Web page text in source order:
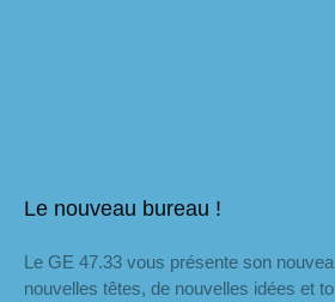
Le nouveau bureau !
Le GE 47.33 vous présente son
nouvelles têtes, de nouvelles idées et